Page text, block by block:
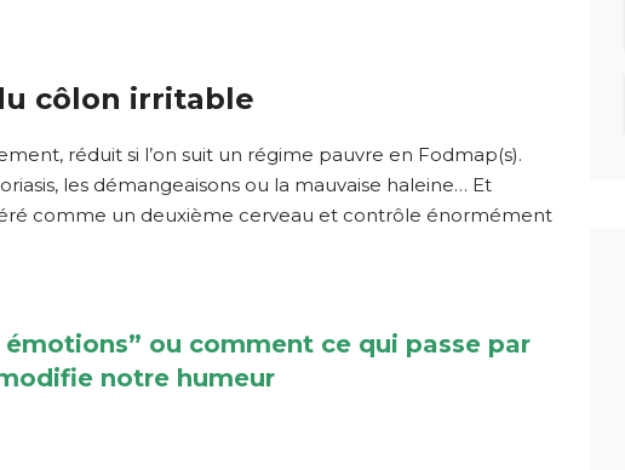
côlon irritable
réduit si l’on suit un régime pauvre en Fodmap(s).
les démangeaisons ou la mauvaise haleine… Et
comme un deuxième cerveau et contrôle énormément
émotions” ou comment ce qui passe par
notre humeur